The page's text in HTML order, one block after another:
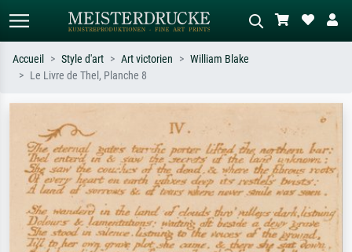
ex. Monet, Nuit étoilée,
impressionnisme, vague de Hokusai,
nu.
Décrivez la scène – ex. prairie verte,
abstrait avec beaucoup de rouge,
tableau sombre, nu debout près d'un
arbre.
Accueil Style d'art Art victorien
William Blake
Le Livre de Thel, Planche 8